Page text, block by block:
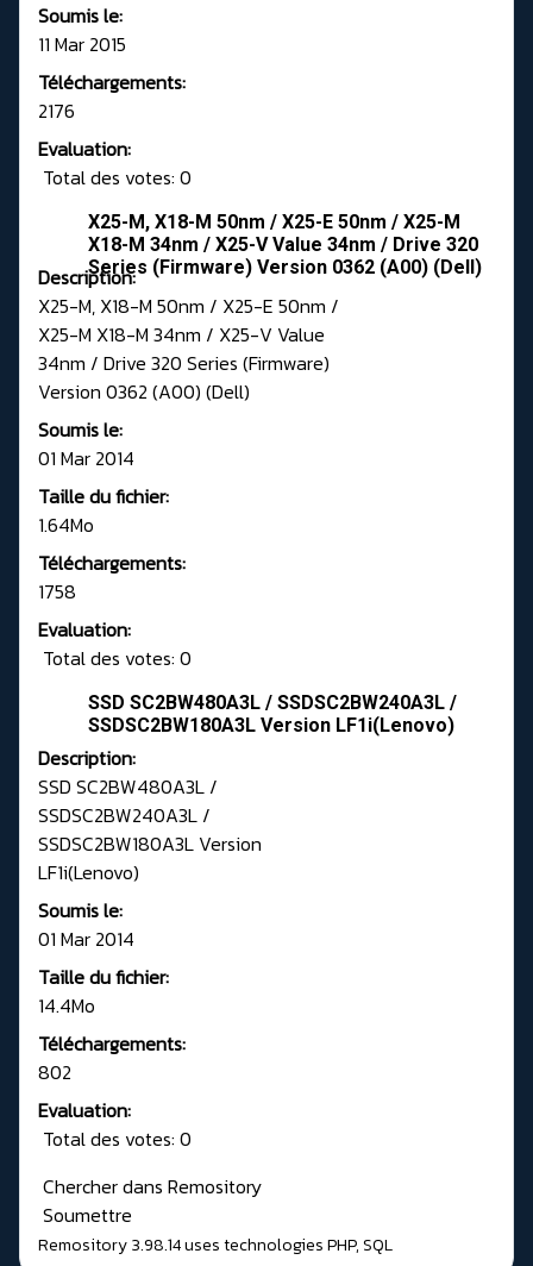
Soumis le:
11 Mar 2015
Téléchargements:
2176
Evaluation:
Total des votes: 0
X25-M, X18-M 50nm / X25-E 50nm / X25-M
X18-M 34nm / X25-V Value 34nm / Drive 320
Series (Firmware) Version 0362 (A00) (Dell)
Description:
X25-M, X18-M 50nm / X25-E 50nm /
X25-M X18-M 34nm / X25-V Value
34nm / Drive 320 Series (Firmware)
Version 0362 (A00) (Dell)
Soumis le:
01 Mar 2014
Taille du fichier:
1.64Mo
Téléchargements:
1758
Evaluation:
Total des votes: 0
SSD SC2BW480A3L / SSDSC2BW240A3L /
SSDSC2BW180A3L Version LF1i(Lenovo)
Description:
SSD SC2BW480A3L /
SSDSC2BW240A3L /
SSDSC2BW180A3L Version
LF1i(Lenovo)
Soumis le:
01 Mar 2014
Taille du fichier:
14.4Mo
Téléchargements:
802
Evaluation:
Total des votes: 0
Chercher dans Remository
Soumettre
Remository 3.98.14uses technologiesPHP,SQL